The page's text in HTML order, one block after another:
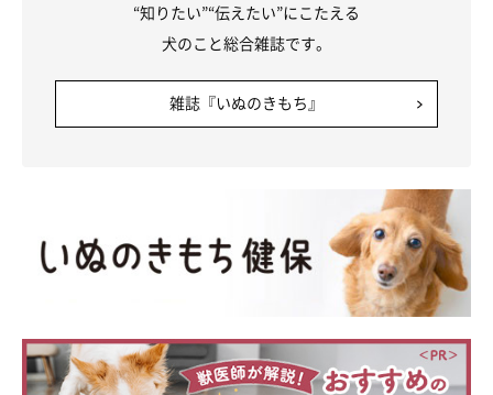
“知りたい”“伝えたい”にこたえる
犬のこと総合雑誌です。
雑誌『いぬのきもち』